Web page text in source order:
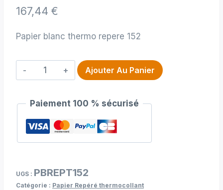
167,44 €
Papier blanc thermo repere 152
quantité
de
blanc
thermo
repere
Ajouter Au Panier
Paiement 100 % sécurisé
UGS : PBREPT152
Catégorie : Papier Repéré thermocollant